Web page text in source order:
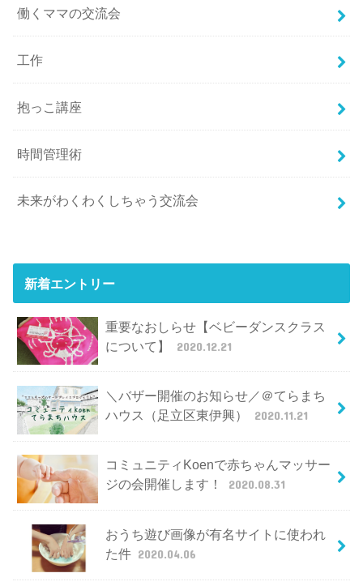
働くママの交流会
工作
抱っこ講座
時間管理術
未来がわくわくしちゃう交流会
新着エントリー
重要なおしらせ【ベビーダンスクラス
について】
2020.12.21
＼バザー開催のお知らせ／＠てらまち
ハウス（足立区東伊興）
2020.11.21
コミュニティKoenで赤ちゃんマッサー
ジの会開催します！
2020.08.31
おうち遊び画像が有名サイトに使われ
た件 2020.04.06